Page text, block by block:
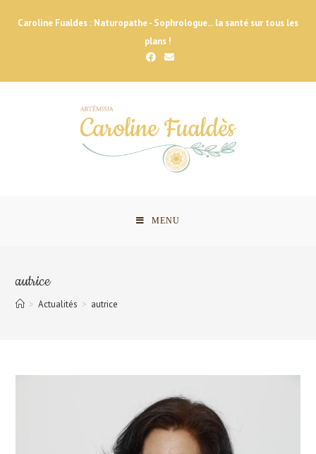
Caroline Fualdes : Naturopathe - Sophrologue... la santé sur tous les
plans !
MENU
autrice
> Actualités > autrice